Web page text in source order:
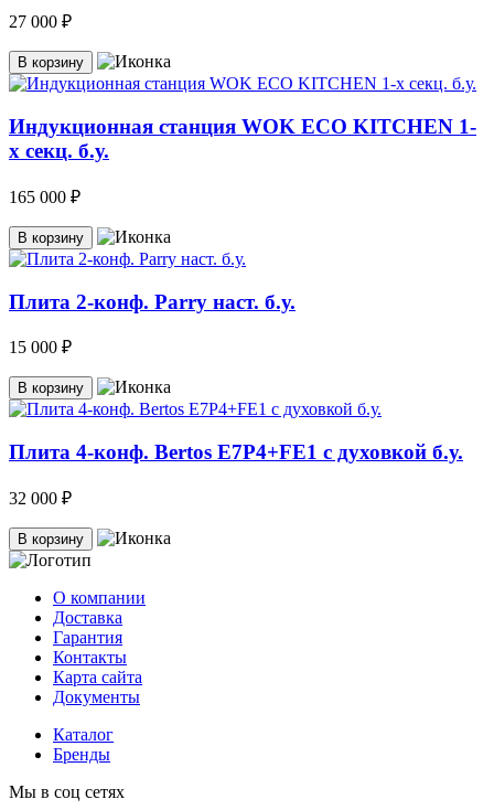
27 000 ₽
В корзину
Индукционная станция WOK ECO KITCHEN 1-
х секц. б.у.
165 000 ₽
В корзину
Плита 2-конф. Parry наст. б.у.
15 000 ₽
В корзину
Плита 4-конф. Bertos E7P4+FE1 с духовкой б.у.
32 000 ₽
В корзину
О компании
Доставка
Гарантия
Контакты
Карта сайта
Документы
Каталог
Бренды
Мы в соц сетях